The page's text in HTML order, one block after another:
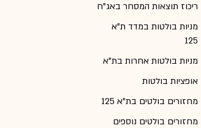
ריכוז תוצאות המסחר באג"ח
מניות בולטות במדד ת"א
125
מניות בולטות אחרות בת"א
אופציות בולטות
מחזורים בולטים בת"א 125
מחזורים בולטים נוספים